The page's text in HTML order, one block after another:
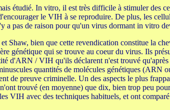
étudié. In vitro, il est très difficile à stimuler des
le VIH à se reproduire. De plus, les
pas de raison pour qu'un virus dormant in vitro
Shaw, bien que cette revendication constitue la
génétique qui se trouve au coeur du virus. Ils
d'ARN / VIH qu'ils déclarent n'est trouvé qu'après
quantités de molécules génétiques (ARN
de preuve criminelle. Un des aspects le plus
trouvé (en moyenne) que dix, bien trop peu
VIH avec des techniques habituels, et ont